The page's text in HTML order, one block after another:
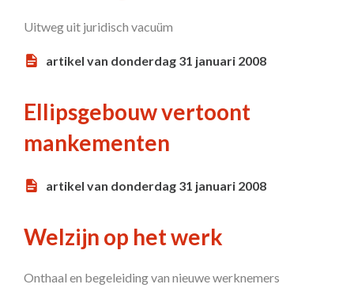
Uitweg uit juridisch vacuüm
artikel van donderdag 31 januari 2008
Ellipsgebouw vertoont
mankementen
artikel van donderdag 31 januari 2008
Welzijn op het werk
Onthaal en begeleiding van nieuwe werknemers